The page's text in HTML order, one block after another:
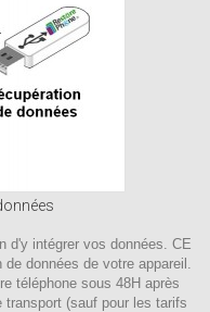
d'y intégrer vos données. CE
données de votre appareil.
téléphone sous 48H après
transport (sauf pour les tarifs